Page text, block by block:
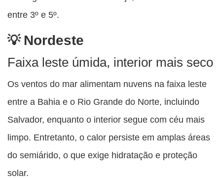
entre 3º e 5º.
Nordeste
Faixa leste úmida, interior mais seco
Os ventos do mar alimentam nuvens na faixa leste
entre a Bahia e o Rio Grande do Norte, incluindo
Salvador, enquanto o interior segue com céu mais
limpo. Entretanto, o calor persiste em amplas áreas
do semiárido, o que exige hidratação e proteção
solar.